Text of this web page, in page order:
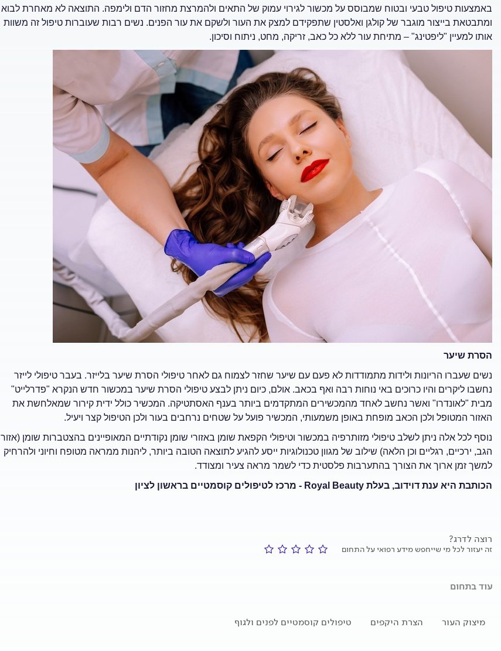
באמצעות טיפול טבעי ובטוח שמבוסס על מכשור לגירוי עמוק של התאים ולהמרצת מחזור הדם ולימפה. התוצאה לא מאחרת לבוא
ומתבטאת בייצור מוגבר של קולגן ואלסטין שתפקידם למצק את העור ולשקם את עור הפנים. נשים רבות שעוברות טיפול זה משוות
אותו למעיין "ליפטינג" – מתיחת עור ללא כל כאב, זריקה, מחט, ניתוח וסיכון.
הסרת שיער
נשים שעברו הריונות ולידות מתמודדות לא פעם עם שיער שחזר לצמוח גם לאחר טיפולי הסרת שיער בלייזר. בעבר טיפולי לייזר
נחשבו ליקרים והיו כרוכים באי נוחות רבה ואף בכאב. אולם, כיום ניתן לבצע טיפולי הסרת שיער במכשור חדש הנקרא "פדרלייט"
מבית "לאונדרו" ואשר נחשב לאחד מהמכשירים המתקדמים ביותר בענף האסתטיקה. המכשיר כולל ידית קירור שמאלחשת את
האזור המטופל ולכן הכאב מופחת באופן משמעותי, המכשיר פועל על שטחים נרחבים בעור ולכן הטיפול קצר ויעיל.
נוסף לכל אלה ניתן לשלב טיפולי מזותרפיה במכשור וטיפולי הקפאת שומן באזורי שומן נקודתיים המאופיינים בהצטברות שומן (אזור
הגב, ירכיים, רגליים וכן הלאה) שילוב של מגוון טכנולוגיות ייסע להגיע לתוצאה הטובה ביותר, ליהנות ממראה מטופח וחיוני ולהרחיק
למשך זמן ארוך את הצורך בהתערבות פלסטית כדי לשמר מראה צעיר ומצודד.
הכותבת היא ענת דוידוב, בעלת Royal Beauty - מרכז לטיפולים קוסמטיים בראשון לציון
רוצה לדרג?
זה יעזור לכל מי שייחפש מידע רפואי על התחום
עוד בתחום
מיצוק העור הצרת היקפים טיפולים קוסמטיים לפנים ולגוף